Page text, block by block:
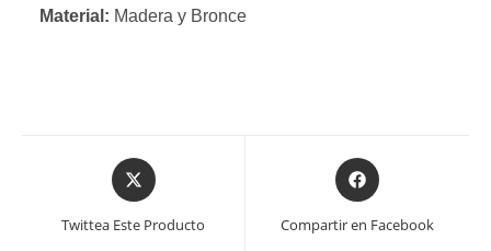
Material: Madera y Bronce
Se
abre
una
Twittea Este Producto
Se
abre
una
Compartir en Facebook